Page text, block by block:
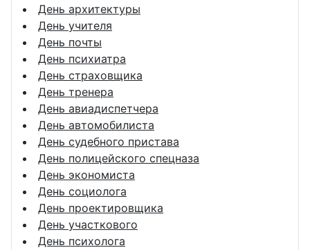
День архитектуры
День учителя
День почты
День психиатра
День страховщика
День тренера
День авиадиспетчера
День автомобилиста
День судебного пристава
День полицейского спецназа
День экономиста
День социолога
День проектировщика
День участкового
День психолога